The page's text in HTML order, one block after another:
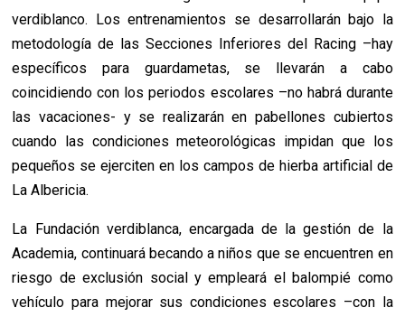
verdiblanco. Los entrenamientos se desarrollarán bajo la
metodología de las Secciones Inferiores del Racing –hay
específicos para guardametas, se llevarán a cabo
coincidiendo con los periodos escolares –no habrá durante
las vacaciones- y se realizarán en pabellones cubiertos
cuando las condiciones meteorológicas impidan que los
pequeños se ejerciten en los campos de hierba artificial de
La Albericia.
La Fundación verdiblanca, encargada de la gestión de la
Academia, continuará becando a niños que se encuentren en
riesgo de exclusión social y empleará el balompié como
vehículo para mejorar sus condiciones escolares –con la